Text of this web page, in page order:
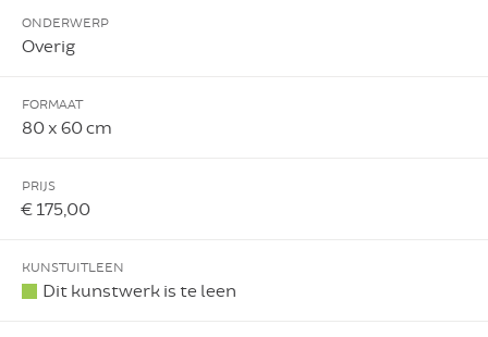
ONDERWERP
Overig
FORMAAT
80 x 60 cm
PRIJS
€ 175,00
KUNSTUITLEEN
Dit kunstwerk is te leen